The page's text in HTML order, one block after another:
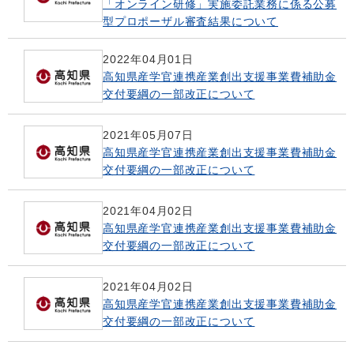
「オンライン研修」実施委託業務に係る公募
型プロポーザル審査結果について
2022年04月01日
高知県産学官連携産業創出支援事業費補助金
交付要綱の一部改正について
2021年05月07日
高知県産学官連携産業創出支援事業費補助金
交付要綱の一部改正について
2021年04月02日
高知県産学官連携産業創出支援事業費補助金
交付要綱の一部改正について
2021年04月02日
高知県産学官連携産業創出支援事業費補助金
交付要綱の一部改正について